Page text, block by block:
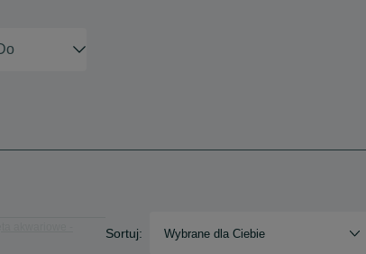
Sortuj: Wybrane dla Ciebie